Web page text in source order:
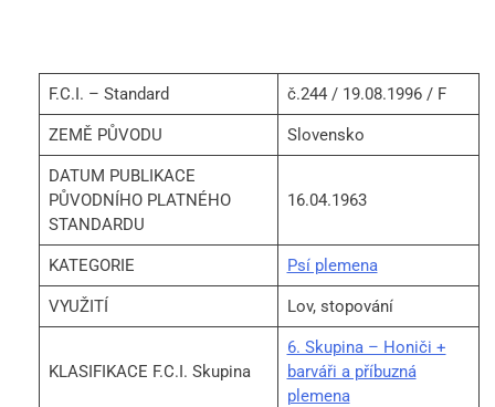
F.C.I. – Standard č.244 / 19.08.1996 / F
ZEMĚ PŮVODU Slovensko
DATUM PUBLIKACE
PŮVODNÍHO PLATNÉHO
STANDARDU
16.04.1963
KATEGORIE Psí plemena
VYUŽITÍ Lov, stopování
KLASIFIKACE F.C.I. Skupina
6. Skupina – Honiči +
barváři a příbuzná
plemena